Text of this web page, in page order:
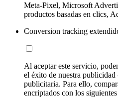
Meta-Pixel, Microsoft
productos basadas en clics,
Conversion tracking
Al aceptar este servicio,
el éxito de nuestra
publicitaria. Para ello,
encriptados con los